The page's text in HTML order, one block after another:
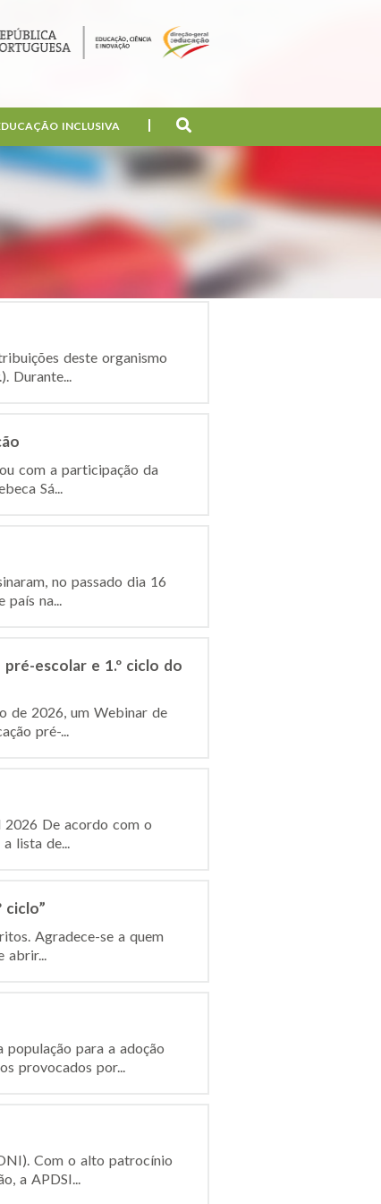
INCLUSIVA
deste organismo
Durante...
com a participação da
Sá...
no passado dia 16
país na...
escolar e 1.º ciclo do
de 2026, um Webinar de
pré-...
2026 De acordo com o
lista de...
ciclo”
Agradece-se a quem
abrir...
população para a adoção
provocados por...
Com o alto patrocínio
a APDSI...